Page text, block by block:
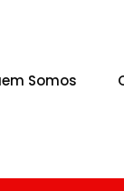
Somos